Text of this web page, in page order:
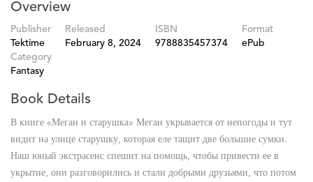
Overview
Publisher
Tektime
Released
February 8, 2024
ISBN
9788835457374
Format
ePub
Category
Fantasy
Book Details
В книге «Меган и старушка» Меган укрывается от непогоды и тут
видит на улице старушку, которая еле тащит две большие сумки.
Наш юный экстрасенс спешит на помощь, чтобы привести ее в
укрытие, они разговорились и стали добрыми друзьями, что потом